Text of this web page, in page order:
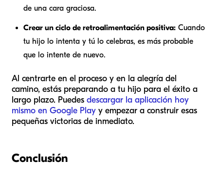
de una cara graciosa.
Crear un ciclo de retroalimentación positiva: Cuando
tu hijo lo intenta y tú lo celebras, es más probable
que lo intente de nuevo.
Al centrarte en el proceso y en la alegría del
camino, estás preparando a tu hijo para el éxito a
largo plazo. Puedes descargar la aplicación hoy
mismo en Google Play y empezar a construir esas
pequeñas victorias de inmediato.
Conclusión